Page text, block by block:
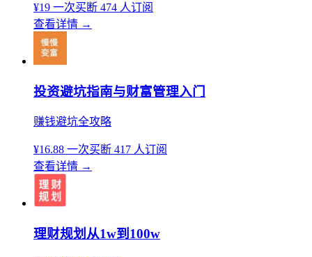
¥19 一次买断 474 人订阅
查看详情 →
投资避坑指南与财富管理入门
赚钱避坑全攻略
¥16.88 一次买断 417 人订阅
查看详情 →
理财规划从1w到100w